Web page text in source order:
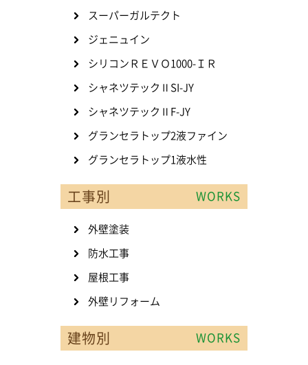
スーパーガルテクト
ジェニュイン
シリコンＲＥＶＯ1000-ＩＲ
シャネツテックⅡSI-JY
シャネツテックⅡF-JY
グランセラトップ2液ファイン
グランセラトップ1液水性
工事別 WORKS
外壁塗装
防水工事
屋根工事
外壁リフォーム
建物別 WORKS